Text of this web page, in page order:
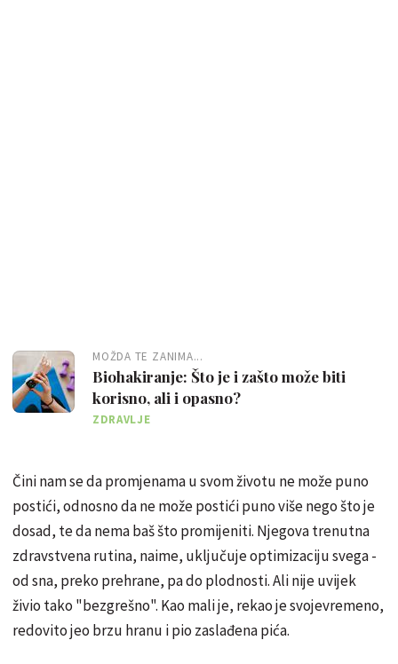
MOŽDA TE ZANIMA...
Biohakiranje: Što je i zašto može biti
korisno, ali i opasno?
ZDRAVLJE
Čini nam se da promjenama u svom životu ne može puno
postići, odnosno da ne može postići puno više nego što je
dosad, te da nema baš što promijeniti. Njegova trenutna
zdravstvena rutina, naime, uključuje optimizaciju svega -
od sna, preko prehrane, pa do plodnosti. Ali nije uvijek
živio tako "bezgrešno". Kao mali je, rekao je svojevremeno,
redovito jeo brzu hranu i pio zaslađena pića.